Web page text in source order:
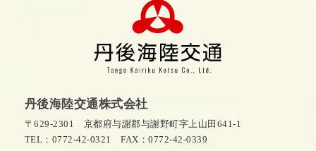
丹後海陸交通株式会社
〒629-2301 京都府与謝郡与謝野町字上山田641-1
TEL：0772-42-0321
FAX：0772-42-0339